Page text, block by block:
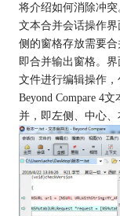
将介绍如何消除冲突
文本合并会话操作
侧的窗格存放需要
即合并输出窗格。
文件进行编辑操作
Beyond Compare 4
并，即左侧、中心、